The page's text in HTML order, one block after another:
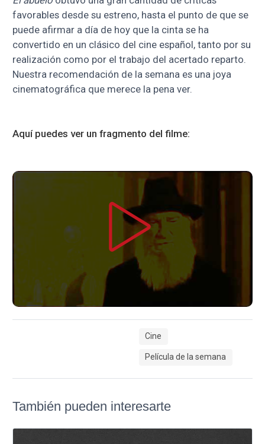
favorables desde su estreno, hasta el punto de que se
puede afirmar a día de hoy que la cinta se ha
convertido en un clásico del cine español, tanto por su
realización como por el trabajo del acertado reparto.
Nuestra recomendación de la semana es una joya
cinematográfica que merece la pena ver.
Aquí puedes ver un fragmento del filme:
Cine
Película de la semana
También pueden interesarte